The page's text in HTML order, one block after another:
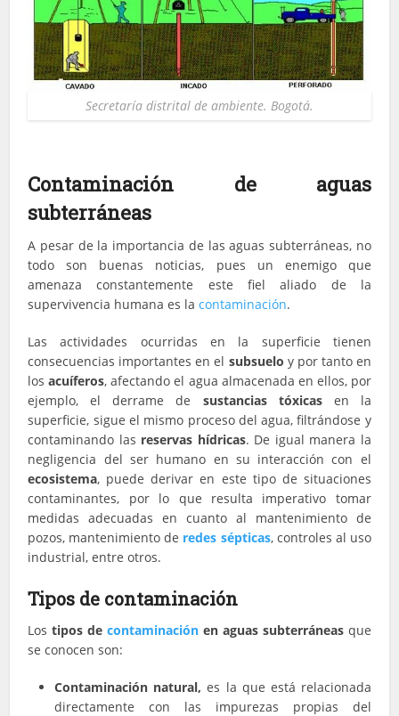
Secretaría distrital de ambiente. Bogotá.
Contaminación de aguas
subterráneas
A pesar de la importancia de las aguas subterráneas, no
todo son buenas noticias, pues un enemigo que
amenaza constantemente este fiel aliado de la
supervivencia humana es lacontaminación.
Las actividades ocurridas en la superficie tienen
consecuencias importantes en el subsuelo y por tanto en
losacuíferos, afectando el agua almacenada en ellos, por
ejemplo, el derrame de sustancias tóxicasen la
superficie, sigue el mismo proceso del agua, filtrándose y
contaminando las reservas hídricas. De igual manera la
negligencia del ser humano en su interacción con el
ecosistema, puede derivar en este tipo de situaciones
contaminantes, por lo que resulta imperativo tomar
medidas adecuadas en cuanto al mantenimiento de
pozos, mantenimiento de redes sépticas, controles al uso
industrial, entre otros.
Tipos de contaminación
Lostipos decontaminación en aguas subterráneasque
se conocen son:
Contaminación natural, es la que está relacionada
directamente con las impurezas propias del